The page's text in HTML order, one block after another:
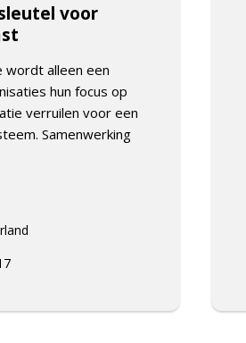
voor
wordt alleen een
hun focus op
verruilen voor een
Samenwerking